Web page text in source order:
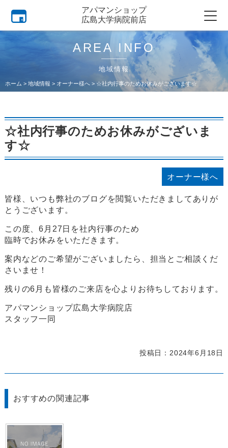
アパマンショップ
広島大学病院前店
AREA INFO
地域情報
ホーム > 地域情報 > オーナー様へ > ☆社内行事のためお休みがございます☆
☆社内行事のためお休みがございま
す☆
オーナー様へ
皆様、いつも弊社のブログを閲覧いただきましてありが
とうございます。
この度、6月27日を社内行事のため
臨時でお休みをいただきます。
案内などのご希望がございましたら、担当とご相談くだ
さいませ！
残りの6月も皆様のご来店を心よりお待ちしております。
アパマンショップ広島大学病院店
スタッフ一同
投稿日：2024年6月18日
おすすめの関連記事